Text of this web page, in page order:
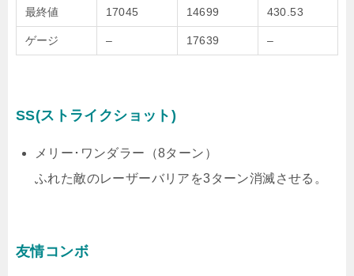
最終値 17045 14699 430.53
ゲージ – 17639 –
SS(ストライクショット)
メリー･ワンダラー（8ターン）
ふれた敵のレーザーバリアを3ターン消滅させる。
友情コンボ